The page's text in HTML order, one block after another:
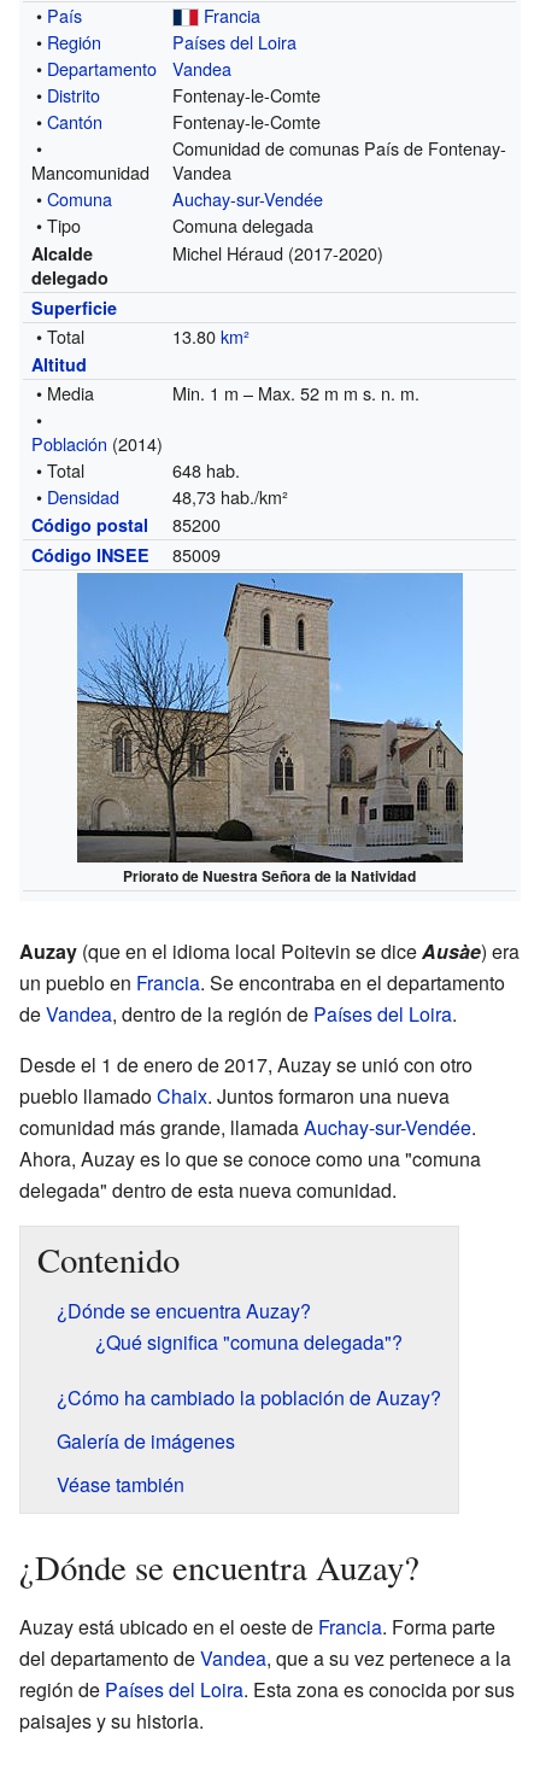
• País
Francia
• Región
Países del Loira
• Departamento
Vandea
• Distrito
Fontenay-le-Comte
•Cantón
Fontenay-le-Comte
•
Mancomunidad
Comunidad de comunas País de Fontenay-
Vandea
•Comuna
Auchay-sur-Vendée
• Tipo
Comuna delegada
Alcalde
delegado
Michel Héraud (2017-2020)
Superficie
• Total 13.80km²
Altitud
• Media
Min. 1 m – Max. 52 m m s. n. m.
•
Población (2014)
• Total
648 hab.
• Densidad 48,73 hab./km²
Código postal 85200
Código INSEE 85009
Priorato de Nuestra Señora de la Natividad
Auzay (que en el idioma local Poitevin se diceAusàe) era
un pueblo en Francia. Se encontraba en el departamento
deVandea, dentro de la región de Países del Loira.
Desde el 1 de enero de 2017, Auzay se unió con otro
pueblo llamadoChaix. Juntos formaron una nueva
comunidad más grande, llamadaAuchay-sur-Vendée.
Ahora, Auzay es lo que se conoce como una "comuna
delegada" dentro de esta nueva comunidad.
Contenido
¿Dónde se encuentra Auzay?
¿Qué significa "comuna delegada"?
¿Cómo ha cambiado la población de Auzay?
Galería de imágenes
Véase también
¿Dónde se encuentra Auzay?
Auzay está ubicado en el oeste de Francia. Forma parte
del departamento deVandea, que a su vez pertenece a la
región de Países del Loira. Esta zona es conocida por sus
paisajes y su historia.